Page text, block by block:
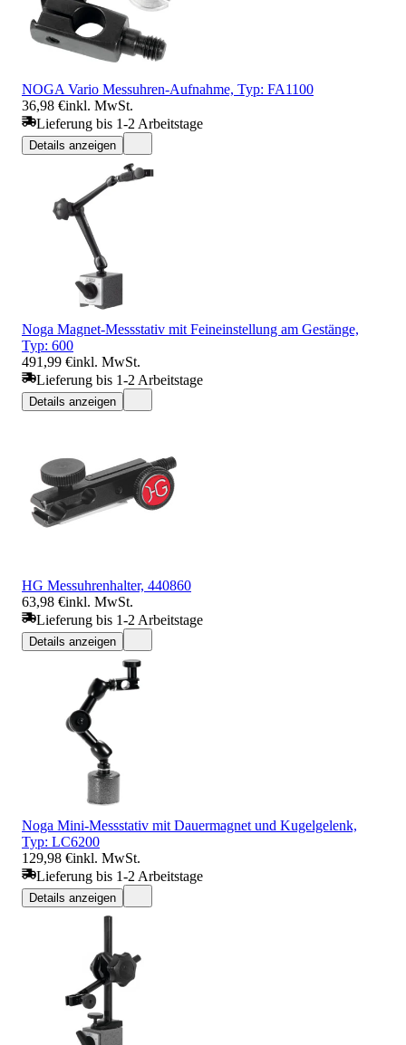
NOGA Vario Messuhren-Aufnahme, Typ: FA1100
36,98 €inkl. MwSt.
Lieferung bis 1-2 Arbeitstage
Details anzeigen
Noga Magnet-Messstativ mit Feineinstellung am Gestänge,
Typ: 600
491,99 €inkl. MwSt.
Lieferung bis 1-2 Arbeitstage
Details anzeigen
HG Messuhrenhalter, 440860
63,98 €inkl. MwSt.
Lieferung bis 1-2 Arbeitstage
Details anzeigen
Noga Mini-Messstativ mit Dauermagnet und Kugelgelenk,
Typ: LC6200
129,98 €inkl. MwSt.
Lieferung bis 1-2 Arbeitstage
Details anzeigen